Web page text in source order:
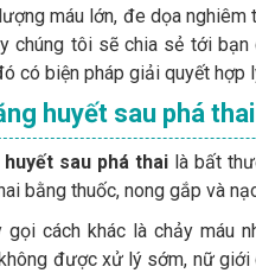
máu lớn, đe dọa
chúng tôi sẽ chia sẻ tới
có biện pháp giải quyết hợp
huyết sau phá
huyết sau phá thai là bất
bằng thuốc, nong gắp và
gọi cách khác là chảy máu
được xử lý sớm, nữ